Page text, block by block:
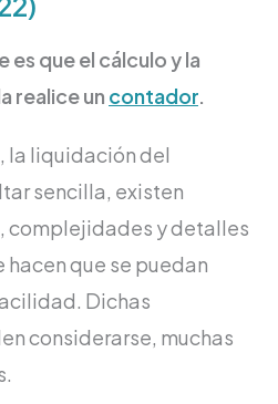
es que el cálculo y la
realice un contador.
la liquidación del
sencilla, existen
complejidades y detalles
hacen que se puedan
Dichas
considerarse, muchas